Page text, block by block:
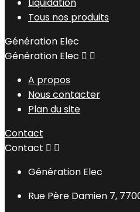
Tous nos produits
Génération Elec
Génération Elec  
A propos
Nous contacter
Plan du site
Contact
Contact  
Génération Elec
Rue Père Damien 7,